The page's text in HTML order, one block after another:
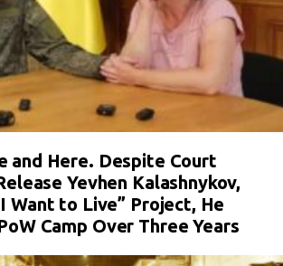
and Here. Despite Court
Yevhen Kalashnykov,
Want to Live” Project, He
Camp Over Three Years